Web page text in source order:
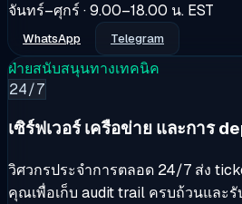
จันทร์–ศุกร์ · 9.00–18.00 น. EST
WhatsApp Telegram
ฝ่ายสนับสนุนทางเทคนิค
24/7
เซิร์ฟเวอร์ เครือข่าย และการ
วิศวกรประจำการตลอด 24/7 ส่ง
คุณเพื่อเก็บ audit trail ครบถ้วนและรั